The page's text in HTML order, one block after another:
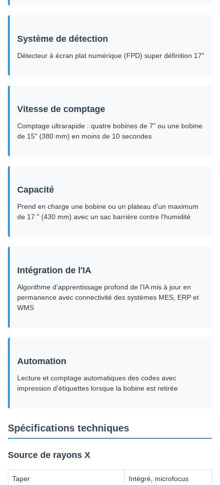
Système de détection
Détecteur à écran plat numérique (FPD) super définition 17"
Vitesse de comptage
Comptage ultrarapide : quatre bobines de 7" ou une bobine
de 15" (380 mm) en moins de 10 secondes
Capacité
Prend en charge une bobine ou un plateau d'un maximum
de 17 " (430 mm) avec un sac barrière contre l'humidité
Intégration de l'IA
Algorithme d’apprentissage profond de l’IA mis à jour en
permanence avec connectivité des systèmes MES, ERP et
WMS
Automation
Lecture et comptage automatiques des codes avec
impression d'étiquettes lorsque la bobine est retirée
Spécifications techniques
Source de rayons X
Taper Intégré, microfocus